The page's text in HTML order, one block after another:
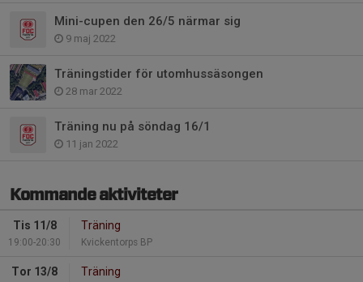
Mini-cupen den 26/5 närmar sig
9 maj 2022
Träningstider för utomhussäsongen
28 mar 2022
Träning nu på söndag 16/1
11 jan 2022
Kommande aktiviteter
Tis 11/8
19:00-20:30
Träning
Kvickentorps BP
Tor 13/8 Träning